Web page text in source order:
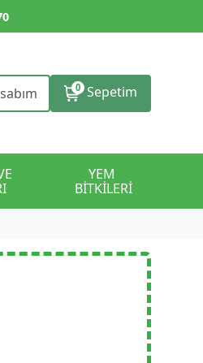
0 Sepetim
YEM
BİTKİLERİ